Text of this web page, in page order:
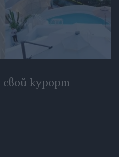
курорт